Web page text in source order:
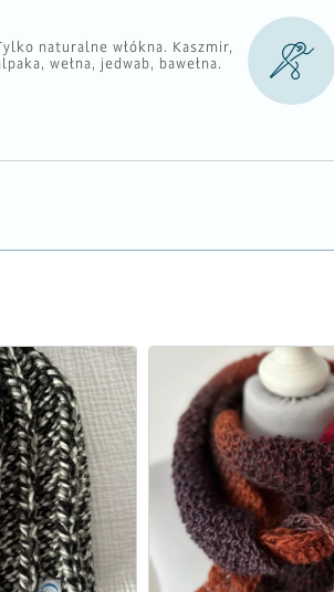
naturalne włókna. Kaszmir,
wełna, jedwab, bawełna.